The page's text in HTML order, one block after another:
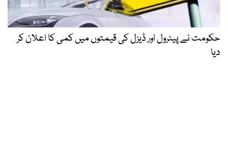
حکومت نے پیٹرول اور ڈیزل کی قیمتوں میں کمی کا اعلان کر
دیا